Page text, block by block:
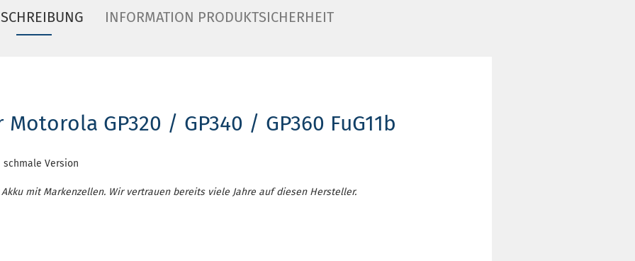
INFORMATION PRODUKTSICHERHEIT
GP320 / GP340 / GP360 FuG11b
schmale Version
mit Markenzellen. Wir vertrauen bereits viele Jahre auf diesen Hersteller.